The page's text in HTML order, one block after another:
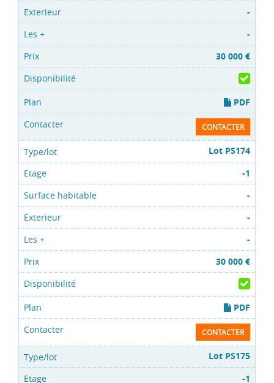
-
-
30 000 €
PDF
CONTACTER
Lot PS174
-1
-
-
-
30 000 €
PDF
CONTACTER
Lot PS175
-1